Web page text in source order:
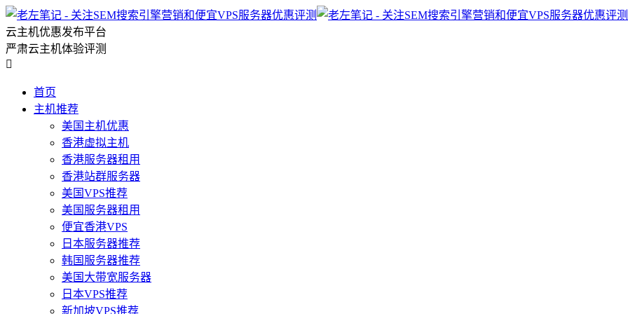
云主机优惠发布平台
严肃云主机体验评测

首页
主机推荐
美国主机优惠
香港虚拟主机
香港服务器租用
香港站群服务器
美国VPS推荐
美国服务器租用
便宜香港VPS
日本服务器推荐
韩国服务器推荐
美国大带宽服务器
日本VPS推荐
新加坡VPS推荐